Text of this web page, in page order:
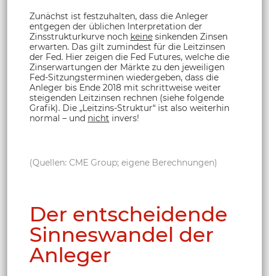
Zunächst ist festzuhalten, dass die Anleger
entgegen der üblichen Interpretation der
Zinsstrukturkurve noch keine sinkenden Zinsen
erwarten. Das gilt zumindest für die Leitzinsen
der Fed. Hier zeigen die Fed Futures, welche die
Zinserwartungen der Märkte zu den jeweiligen
Fed-Sitzungsterminen wiedergeben, dass die
Anleger bis Ende 2018 mit schrittweise weiter
steigenden Leitzinsen rechnen (siehe folgende
Grafik). Die „Leitzins-Struktur“ ist also weiterhin
normal – und nicht invers!
(Quellen: CME Group; eigene Berechnungen)
Der entscheidende
Sinneswandel der
Anleger